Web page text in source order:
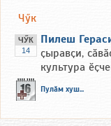
Чӳк
ЧӲК
14
Пилеш
ҫыравҫи,
культура
Пулӑм хуш...